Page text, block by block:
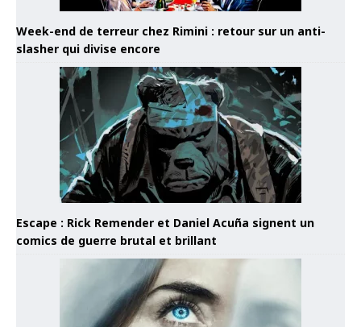
Week-end de terreur chez Rimini : retour sur un anti-
slasher qui divise encore
Escape : Rick Remender et Daniel Acuña signent un
comics de guerre brutal et brillant